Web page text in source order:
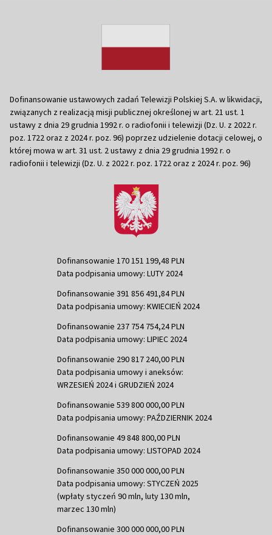
Dofinansowanie ustawowych zadań Telewizji Polskiej S.A. w likwidacji,
związanych z realizacją misji publicznej określonej w art. 21 ust. 1
ustawy z dnia 29 grudnia 1992 r. o radiofonii i telewizji (Dz. U. z 2022 r.
poz. 1722 oraz z 2024 r. poz. 96) poprzez udzielenie dotacji celowej, o
której mowa w art. 31 ust. 2 ustawy z dnia 29 grudnia 1992 r. o
radiofonii i telewizji (Dz. U. z 2022 r. poz. 1722 oraz z 2024 r. poz. 96)
Dofinansowanie 170 151 199,48 PLN
Data podpisania umowy: LUTY 2024
Dofinansowanie 391 856 491,84 PLN
Data podpisania umowy: KWIECIEŃ 2024
Dofinansowanie 237 754 754,24 PLN
Data podpisania umowy: LIPIEC 2024
Dofinansowanie 290 817 240,00 PLN
Data podpisania umowy i aneksów:
WRZESIEŃ 2024 i GRUDZIEŃ 2024
Dofinansowanie 539 800 000,00 PLN
Data podpisania umowy: PAŹDZIERNIK 2024
Dofinansowanie 49 848 800,00 PLN
Data podpisania umowy: LISTOPAD 2024
Dofinansowanie 350 000 000,00 PLN
Data podpisania umowy: STYCZEŃ 2025
(wpłaty styczeń 90 mln, luty 130 mln,
marzec 130 mln)
Dofinansowanie 300 000 000,00 PLN